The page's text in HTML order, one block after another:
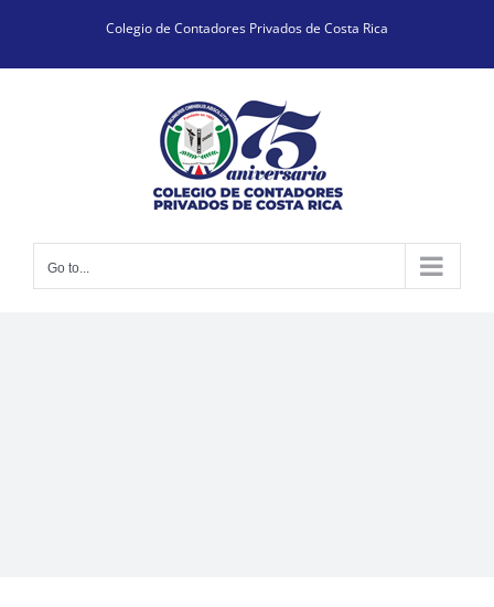
content
Colegio de Contadores Privados de Costa Rica
Go to...